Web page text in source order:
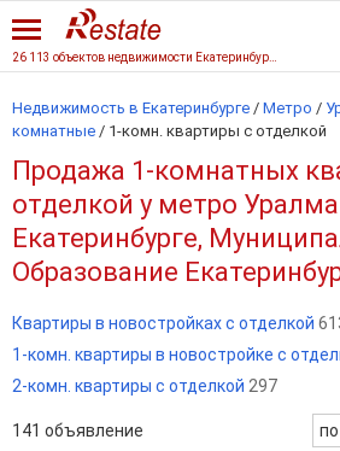
Недвижимость в Екатеринбурге / Метро /
комнатные / 1-комн. квартиры с отделкой
Продажа 1-комнатных
отделкой у метро
Екатеринбурге,
Образование
Квартиры в новостройках с отделкой
1-комн. квартиры в новостройке с
2-комн. квартиры с отделкой 297
141 объявление